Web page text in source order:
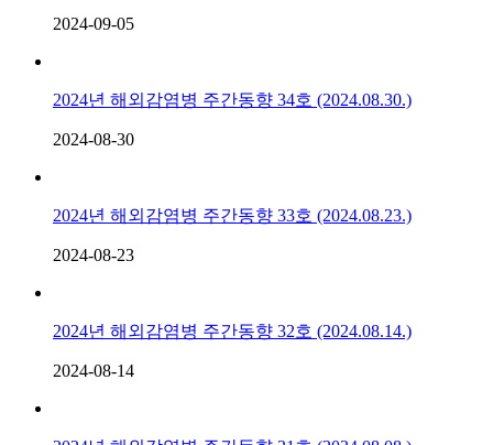
2024-09-05
2024년 해외감염병 주간동향 34호 (2024.08.30.)
2024-08-30
2024년 해외감염병 주간동향 33호 (2024.08.23.)
2024-08-23
2024년 해외감염병 주간동향 32호 (2024.08.14.)
2024-08-14